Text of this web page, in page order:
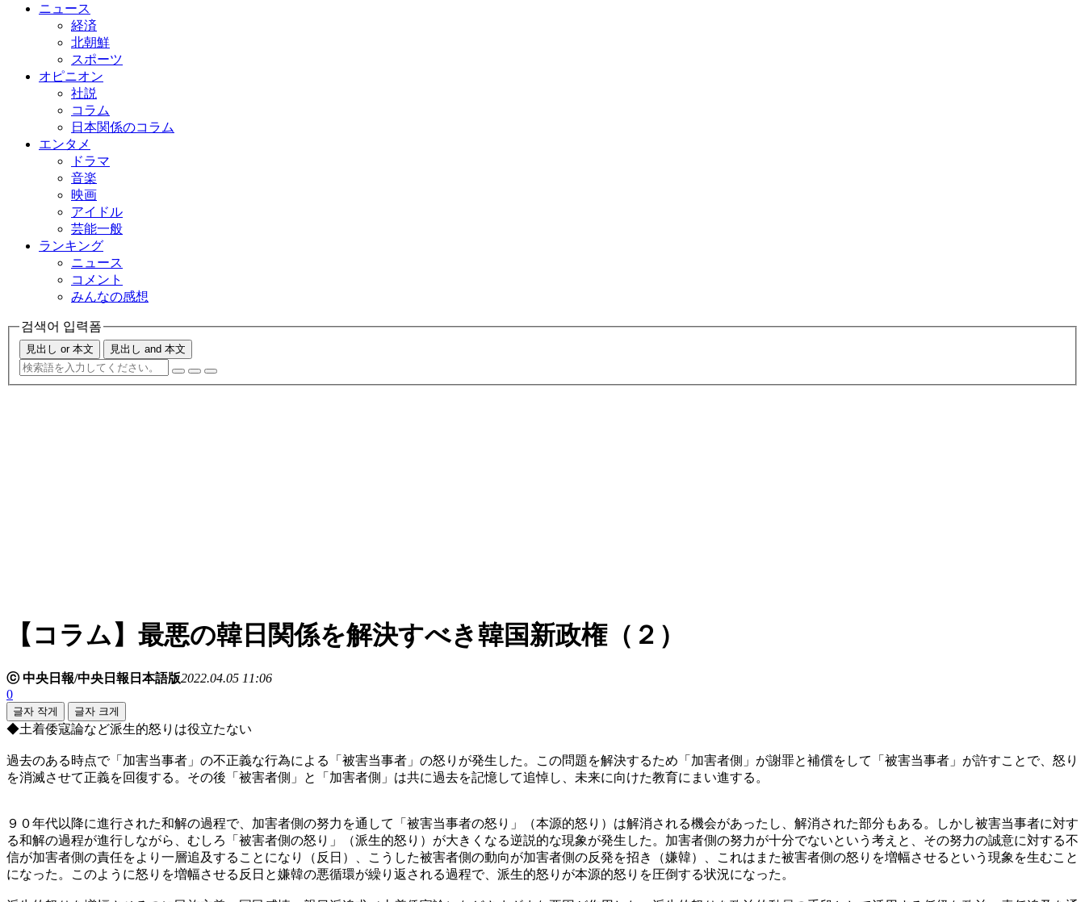
ニュース
経済
北朝鮮
スポーツ
オピニオン
社説
コラム
日本関係のコラム
エンタメ
ドラマ
音楽
映画
アイドル
芸能一般
ランキング
ニュース
コメント
みんなの感想
검색어 입력폼
見出し or 本文 見出し and 本文
【コラム】最悪の韓日関係を解決すべき韓国新政権（２）
ⓒ 中央日報/中央日報日本語版2022.04.05 11:06
0
글자 작게 글자 크게
◆土着倭寇論など派生的怒りは役立たない
過去のある時点で「加害当事者」の不正義な行為による「被害当事者」の怒りが発生した。この問題を解決するため「加害者側」が謝罪と補償をして「被害当事者」が許すことで、怒り
を消滅させて正義を回復する。その後「被害者側」と「加害者側」は共に過去を記憶して追悼し、未来に向けた教育にまい進する。
９０年代以降に進行された和解の過程で、加害者側の努力を通して「被害当事者の怒り」（本源的怒り）は解消される機会があったし、解消された部分もある。しかし被害当事者に対す
る和解の過程が進行しながら、むしろ「被害者側の怒り」（派生的怒り）が大きくなる逆説的な現象が発生した。加害者側の努力が十分でないという考えと、その努力の誠意に対する不
信が加害者側の責任をより一層追及することになり（反日）、こうした被害者側の動向が加害者側の反発を招き（嫌韓）、これはまた被害者側の怒りを増幅させるという現象を生むこと
になった。このように怒りを増幅させる反日と嫌韓の悪循環が繰り返される過程で、派生的怒りが本源的怒りを圧倒する状況になった。